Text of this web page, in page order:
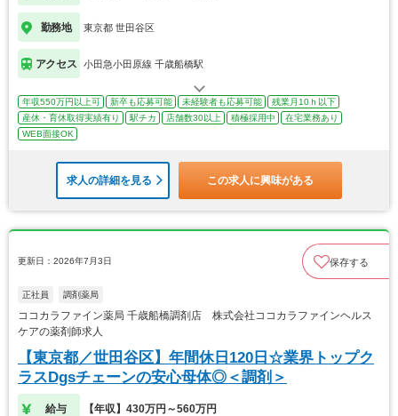
勤務地 東京都 世田谷区
アクセス 小田急小田原線 千歳船橋駅
年収550万円以上可 新卒も応募可能 未経験者も応募可能
残業月10ｈ以下
産休・育休取得実績有り
駅チカ 店舗数30以上 積極採用中
在宅業務あり
WEB面接OK
求人の詳細を見る この求人に興味がある
更新日：2026年7月3日 保存する
正社員 調剤薬局
ココカラファイン薬局 千歳船橋調剤店 株式会社ココカラファインヘルス
ケアの薬剤師求人
【東京都／世田谷区】年間休日120日☆業界トップク
ラスDgsチェーンの安心母体◎＜調剤＞
給与 【年収】430万円～560万円